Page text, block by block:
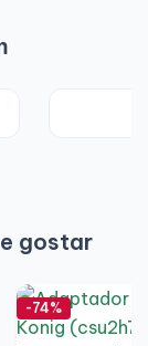
gostar
-74%